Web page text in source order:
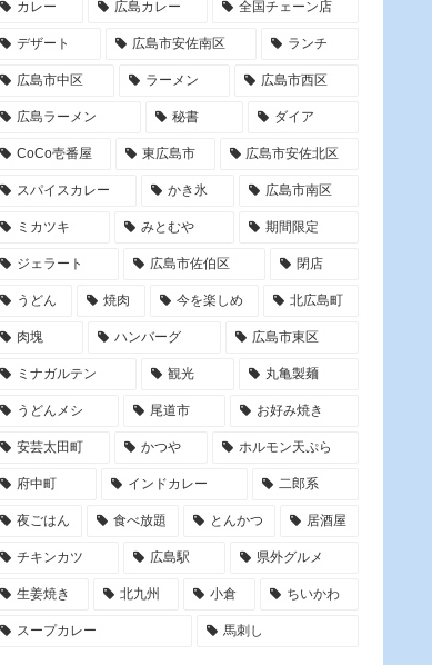
カレー 広島カレー 全国チェーン店
デザート 広島市安佐南区 ランチ
広島市中区 ラーメン 広島市西区
広島ラーメン 秘書 ダイア
CoCo壱番屋 東広島市 広島市安佐北区
スパイスカレー かき氷 広島市南区
ミカツキ みとむや 期間限定
ジェラート 広島市佐伯区 閉店
うどん 焼肉 今を楽しめ 北広島町
肉塊 ハンバーグ 広島市東区
ミナガルテン 観光 丸亀製麺
うどんメシ 尾道市 お好み焼き
安芸太田町 かつや ホルモン天ぷら
府中町 インドカレー 二郎系
夜ごはん 食べ放題 とんかつ 居酒屋
チキンカツ 広島駅 県外グルメ
生姜焼き 北九州 小倉 ちいかわ
スープカレー 馬刺し